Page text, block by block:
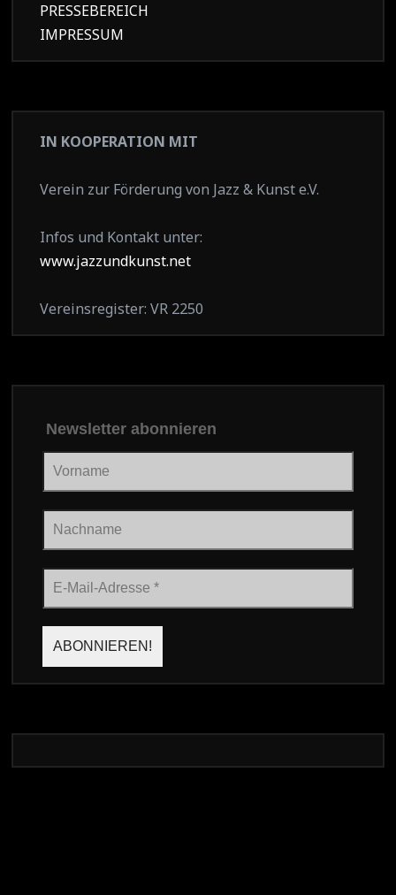
PRESSEBEREICH
IMPRESSUM
IN KOOPERATION MIT
Verein zur Förderung von Jazz & Kunst e.V.
Infos und Kontakt unter:
www.jazzundkunst.net
Vereinsregister: VR 2250
Newsletter abonnieren
Mail-